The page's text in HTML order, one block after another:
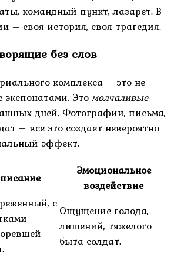
командный пункт, лазарет. В
– своя история, своя трагедия.
без слов
комплекса – это не
Этомолчаливые
дней. Фотографии, письма,
– все это создает невероятно
эффект.
Эмоциональное
воздействие
сОщущение голода,
лишений, тяжелого
быта солдат.